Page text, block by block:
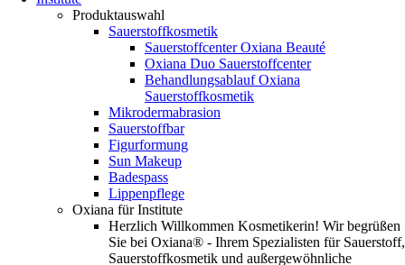
Produktauswahl
Sauerstoffkosmetik
Sauerstoffcenter Oxiana Beauté
Oxiana Duo Sauerstoffcenter
Behandlungsablauf Oxiana
Sauerstoffkosmetik
Mikrodermabrasion
Sauerstoffbar
Figurformung
Sun Makeup
Badespass
Lippenpflege
Oxiana für Institute
Herzlich Willkommen Kosmetikerin! Wir begrüßen
Sie bei Oxiana® - Ihrem Spezialisten für Sauerstoff,
Sauerstoffkosmetik und außergewöhnliche